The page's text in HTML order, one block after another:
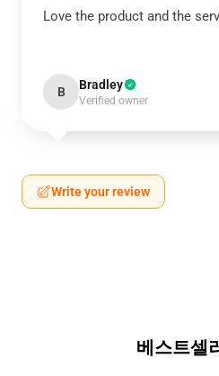
Love the product and the
B Bradley
Verified owner
Write your review
베스트셀